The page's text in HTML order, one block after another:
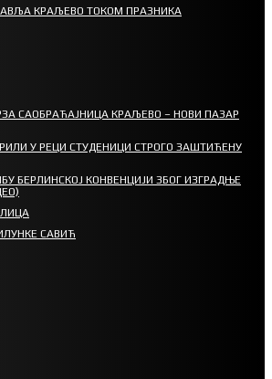
КРАЉЕВО ТОКОМ ПРАЗНИКА
САОБРАЋАЈНИЦА КРАЉЕВО – НОВИ ПАЗАР
У РЕЦИ СТУДЕНИЦИ СТРОГО ЗАШТИЋЕНУ
БЕРЛИНСКОЈ КОНВЕНЦИЈИ ЗБОГ ИЗГРАДЊЕ
САВИЋ